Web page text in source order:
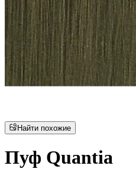
Найти похожие
Пуф Quantia